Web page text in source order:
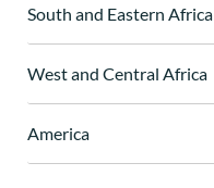
South and Eastern Africa
West and Central Africa
America